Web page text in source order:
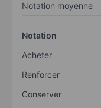
Notation moyenne
Notation
Acheter
Renforcer
Conserver